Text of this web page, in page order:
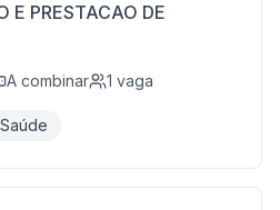
E PRESTACAO DE
A combinar 1 vaga
Saúde